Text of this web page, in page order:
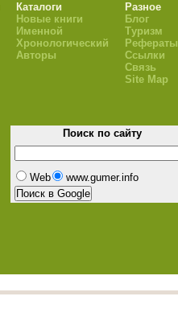
Каталоги
Новые книги
Именной
Хронологический
Авторы
Разное
Блог
Туризм
Рефераты
Ссылки
Связь
Site Map
Поиск по сайту
Web www.gumer.info